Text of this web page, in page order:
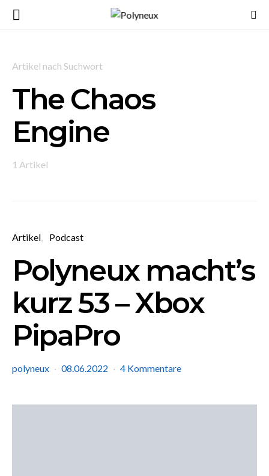
Artikel nach Suchwort
The Chaos
Engine
1 Artikel
Artikel Podcast
Polyneux macht’s
kurz 53 – Xbox
PipaPro
polyneux 08.06.2022 4 Kommentare